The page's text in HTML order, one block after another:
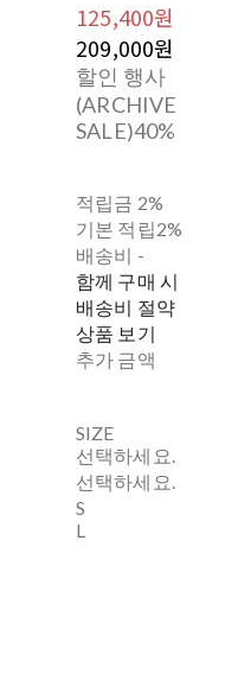
125,400원
209,000원
할인 행사
(ARCHIVE
SALE)40%
적립금 2%
기본 적립2%
배송비 -
함께 구매 시
배송비 절약
상품 보기
추가 금액
SIZE
선택하세요.
선택하세요.
S
L